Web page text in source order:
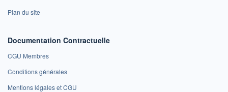
Plan du site
Documentation Contractuelle
CGU Membres
Conditions générales
Mentions légales et CGU